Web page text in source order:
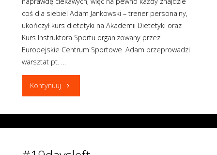
coś dla siebie! Adam Jankowski – trener personalny,
ukończył kurs dietetyki na Akademii Dietetyki oraz
Kurs Instruktora Sportu organizowany przez
Europejskie Centrum Sportowe. Adam przeprowadzi
warsztat pt. …
Kontynuuj "Warsztaty
konferencji"